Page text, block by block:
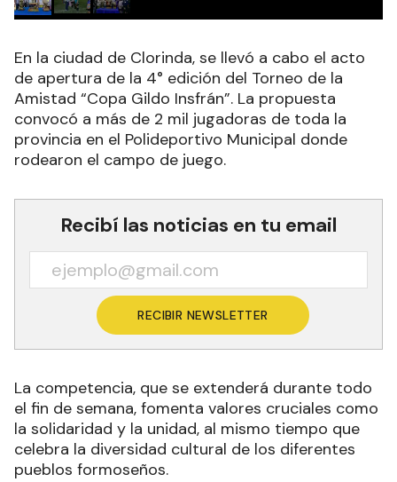
En la ciudad de Clorinda, se llevó a cabo el acto
de apertura de la 4° edición del Torneo de la
Amistad “Copa Gildo Insfrán”. La propuesta
convocó a más de 2 mil jugadoras de toda la
provincia en el Polideportivo Municipal donde
rodearon el campo de juego.
Recibí las noticias en tu email
RECIBIR NEWSLETTER
La competencia, que se extenderá durante todo
el fin de semana, fomenta valores cruciales como
la solidaridad y la unidad, al mismo tiempo que
celebra la diversidad cultural de los diferentes
pueblos formoseños.